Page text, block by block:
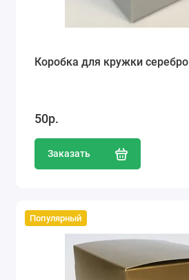
Коробка для кружки серебро
50р.
Заказать
Популярный